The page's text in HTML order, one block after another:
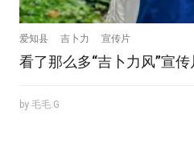
爱知县 吉卜力 宣传片
看了那么多“吉卜力风”宣
by 毛毛.G